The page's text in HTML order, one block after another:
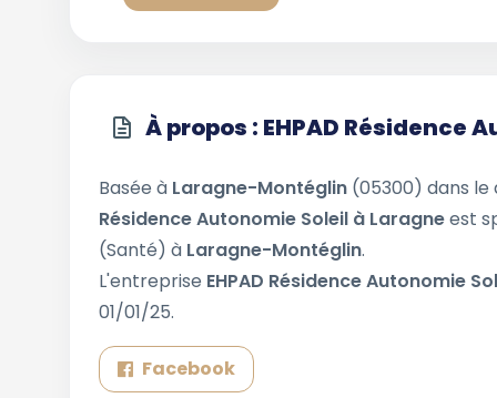
À propos : EHPAD Résidence
Basée à Laragne-Montéglin (05300) dans
Résidence Autonomie Soleil à Laragneest
(Santé) à Laragne-Montéglin.
L'entreprise EHPAD Résidence Autonomie
01/01/25.
Facebook